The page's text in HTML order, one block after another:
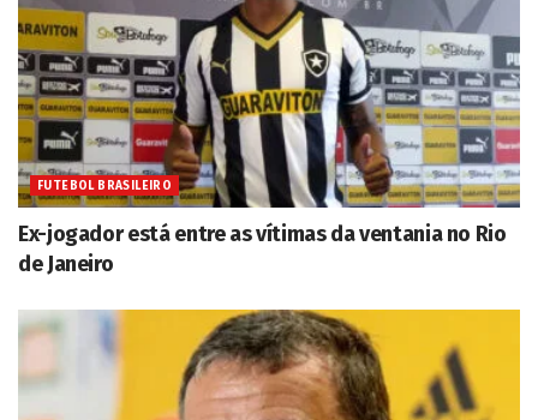
FUTEBOL BRASILEIRO
Ex-jogador está entre as vítimas da ventania no Rio
de Janeiro